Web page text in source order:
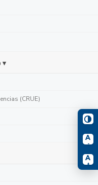
▾
(CRUE)
A
-
A
+